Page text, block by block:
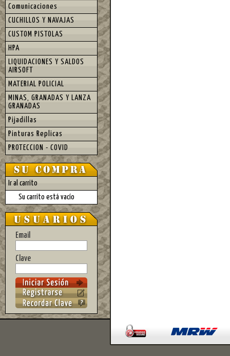
Comunicaciones
CUCHILLOS Y NAVAJAS
CUSTOM PISTOLAS
HPA
LIQUIDACIONES Y SALDOS
AIRSOFT
MATERIAL POLICIAL
MINAS, GRANADAS Y LANZA
GRANADAS
Pijadillas
Pinturas Replicas
PROTECCION - COVID
Ir al carrito
Su carrito está vacío
Email
Clave